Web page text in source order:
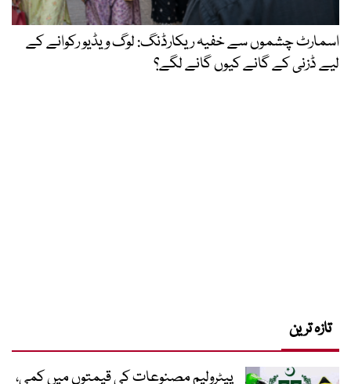
اسمارٹ چشموں سے خفیہ ریکارڈنگ: لوگ ویڈیو رکوانے کے
لیے ڈزنی کے گانے کیوں گانے لگے؟
تازہ ترین
پیٹرولیم مصنوعات کی قیمتوں میں کمی،